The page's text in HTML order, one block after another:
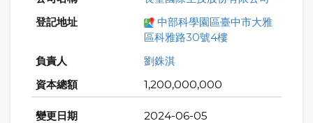
中部科學園區臺中市大雅
區科雅路30號4樓
劉銖淇
1,200,000,000
2024-06-05